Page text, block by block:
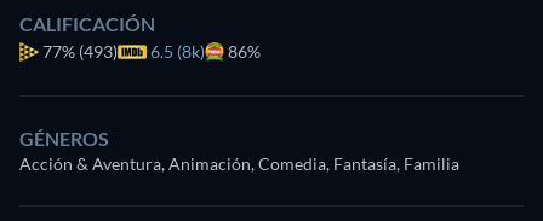
CALIFICACIÓN
77% (493) 6.5 (8k) 86%
GÉNEROS
Acción & Aventura, Animación, Comedia, Fantasía, Familia